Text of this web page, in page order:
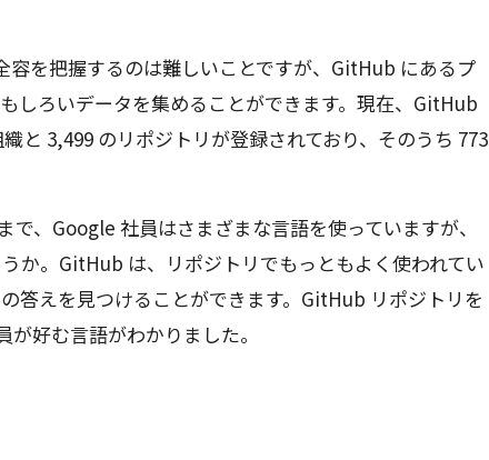
容を把握するのは難しいことですが、GitHub にあるプ
しろいデータを集めることができます。現在、GitHub
と 3,499 のリポジトリが登録されており、そのうち 773
で、Google 社員はさまざまな言語を使っていますが、
か。GitHub は、リポジトリでもっともよく使われてい
答えを見つけることができます。GitHub リポジトリを
好む言語がわかりました。